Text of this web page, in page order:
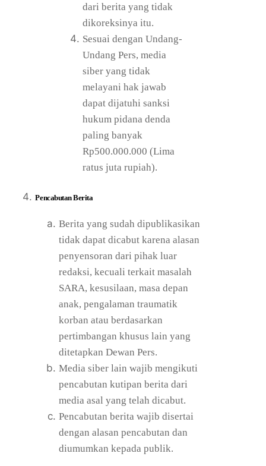
dari berita yang tidak
dikoreksinya itu.
Sesuai dengan Undang-
Undang Pers, media
siber yang tidak
melayani hak jawab
dapat dijatuhi sanksi
hukum pidana denda
paling banyak
Rp500.000.000 (Lima
ratus juta rupiah).
Pencabutan Berita
Berita yang sudah dipublikasikan
tidak dapat dicabut karena alasan
penyensoran dari pihak luar
redaksi, kecuali terkait masalah
SARA, kesusilaan, masa depan
anak, pengalaman traumatik
korban atau berdasarkan
pertimbangan khusus lain yang
ditetapkan Dewan Pers.
Media siber lain wajib mengikuti
pencabutan kutipan berita dari
media asal yang telah dicabut.
Pencabutan berita wajib disertai
dengan alasan pencabutan dan
diumumkan kepada publik.